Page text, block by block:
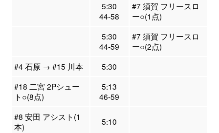
5:30
44-58
#7 須賀 フリースロ
ー○(1点)
5:30
44-59
#7 須賀 フリースロ
ー○(2点)
#4 石原 → #15 川本
5:30
#18 二宮 2Pシュー
ト○(8点)
5:13
46-59
#8 安田 アシスト(1
本)
5:10